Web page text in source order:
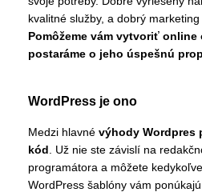
kvalitné služby, a dobrý marketing
Pomôžeme vám vytvoriť
postaráme o jeho úspešnú
WordPress je ono
Medzi hlavné výhody Wordpres
kód . Už nie ste závislí na
programátora a môžete
WordPress šablóny vám